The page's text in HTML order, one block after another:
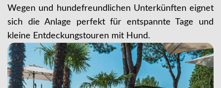
Wegen und hundefreundlichen Unterkünften eignet
sich die Anlage perfekt für entspannte Tage und
kleine Entdeckungstouren mit Hund.